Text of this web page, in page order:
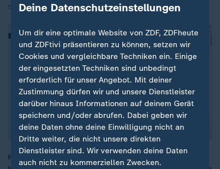
01.07.2026 | 14:00
Künftig werden auf Produkte, die außerhalb der EU
Deine Datenschutzeinstellungen
Um dir eine optimale Website von ZDF, ZDFheute
und ZDFtivi präsentieren zu können, setzen wir
Cookies und vergleichbare Techniken ein. Einige
der eingesetzten Techniken sind unbedingt
erforderlich für unser Angebot. Mit deiner
Zustimmung dürfen wir und unsere Dienstleister
darüber hinaus Informationen auf deinem Gerät
speichern und/oder abrufen. Dabei geben wir
deine Daten ohne deine Einwilligung nicht an
Dritte weiter, die nicht unsere direkten
Dienstleister sind. Wir verwenden deine Daten
auch nicht zu kommerziellen Zwecken.